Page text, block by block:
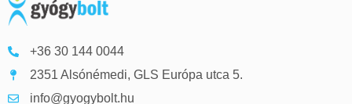
+36 30 144 0044
2351 Alsónémedi, GLS Európa utca 5.
info@gyogybolt.hu